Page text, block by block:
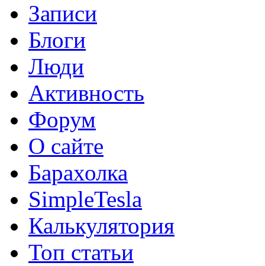
Записи
Блоги
Люди
Активность
Форум
О сайте
Барахолка
SimpleTesla
Калькулятория
Топ статьи